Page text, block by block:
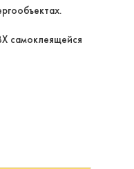
самоклеящейся